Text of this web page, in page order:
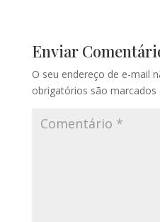
Enviar
O seu endereço de e-mail
obrigatórios são marcados